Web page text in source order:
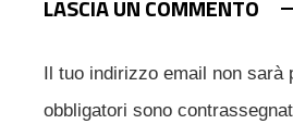
LASCIA UN COMMENTO
Il tuo indirizzo email non sarà
obbligatori sono